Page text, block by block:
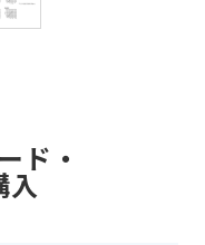
ド・
入